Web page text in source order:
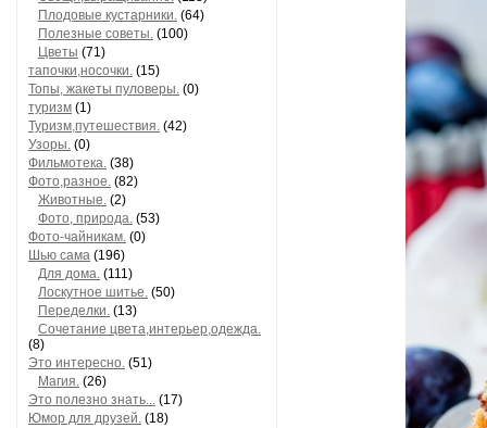
Плодовые кустарники. (64)
Полезные советы. (100)
Цветы (71)
тапочки,носочки. (15)
Топы, жакеты пуловеры. (0)
туризм (1)
Туризм,путешествия. (42)
Узоры. (0)
Фильмотека. (38)
Фото,разное. (82)
Животные. (2)
Фото, природа. (53)
Фото-чайникам. (0)
Шью сама (196)
Для дома. (111)
Лоскутное шитье. (50)
Переделки. (13)
Сочетание цвета,интерьер,одежда.
(8)
Это интересно. (51)
Магия. (26)
Это полезно знать... (17)
Юмор для друзей. (18)